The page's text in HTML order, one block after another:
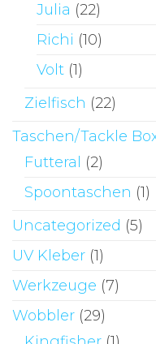
Julia (22)
Richi (10)
Volt (1)
Zielfisch (22)
Taschen/Tackle
Futteral
(2)
Spoontaschen (1)
Uncategorized (5)
UV Kleber (1)
Werkzeuge (7)
Wobbler (29)